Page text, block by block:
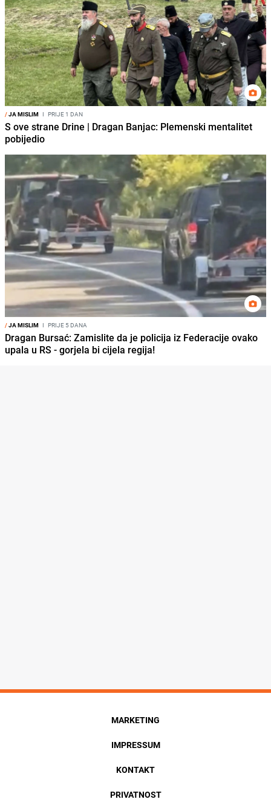
/JA MISLIM I PRIJE 1 DAN
S ove strane Drine | Dragan Banjac: Plemenski mentalitet
pobijedio
/JA MISLIM I PRIJE 5 DANA
Dragan Bursać: Zamislite da je policija iz Federacije ovako
upala u RS - gorjela bi cijela regija!
MARKETING
IMPRESSUM
KONTAKT
PRIVATNOST